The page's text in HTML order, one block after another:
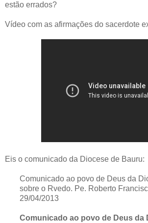
estão errados?
Vídeo com as afirmações do sacerdote
Eis o comunicado da Diocese de Bauru:
Comunicado ao povo de Deus da
sobre o Rvedo. Pe. Roberto
29/04/2013
Comunicado ao povo de Deus da